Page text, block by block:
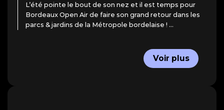
L’été pointe le bout de son nez et il est temps pour
Bordeaux Open Air de faire son grand retour dans les
parcs & jardins de la Métropole bordelaise ! ...
Voir plus